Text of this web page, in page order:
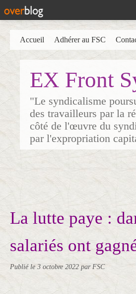
EX Front
"Le syndicalisme
des travailleurs par la
côté de l'œuvre du
par l'expropriation
Accueil Adhérer au FSC
La lutte paye :
salariés ont
Publié le 3 octobre 2022 par FSC